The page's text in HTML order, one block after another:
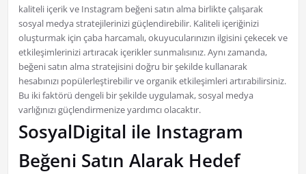
kaliteli içerik ve Instagram beğeni satın alma birlikte çalışarak
sosyal medya stratejilerinizi güçlendirebilir. Kaliteli içeriğinizi
oluşturmak için çaba harcamalı, okuyucularınızın ilgisini çekecek ve
etkileşimlerinizi artıracak içerikler sunmalısınız. Aynı zamanda,
beğeni satın alma stratejisini doğru bir şekilde kullanarak
hesabınızı popülerleştirebilir ve organik etkileşimleri artırabilirsiniz.
Bu iki faktörü dengeli bir şekilde uygulamak, sosyal medya
varlığınızı güçlendirmenize yardımcı olacaktır.
SosyalDigital ile Instagram
Beğeni Satın Alarak Hedef